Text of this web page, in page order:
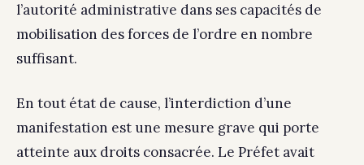
l’autorité administrative dans ses capacités de
mobilisation des forces de l’ordre en nombre
suffisant.
En tout état de cause, l’interdiction d’une
manifestation est une mesure grave qui porte
atteinte aux droits consacrée. Le Préfet avait